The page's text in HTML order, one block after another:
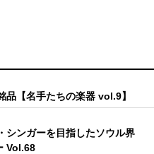
【名手たちの楽器 vol.9】
シンガーを目指したソウル界
Vol.68